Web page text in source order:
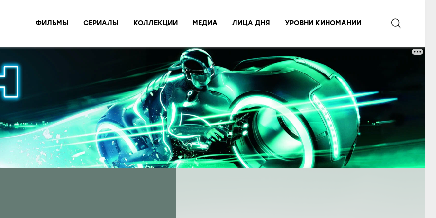
ФИЛЬМЫ СЕРИАЛЫ КОЛЛЕКЦИИ МЕДИА ЛИЦА ДНЯ УРОВНИ КИНОМАНИИ